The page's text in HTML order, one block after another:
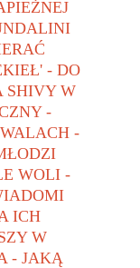
- DO
SHIVY W
-
-
WOLI -
ICH
W
- JAKĄ